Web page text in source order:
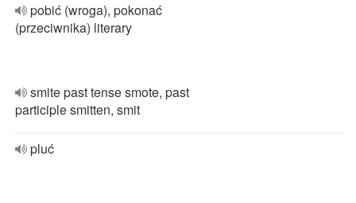
pobić (wroga), pokonać
(przeciwnika) literary
smite past tense smote, past
participle smitten, smit
pluć